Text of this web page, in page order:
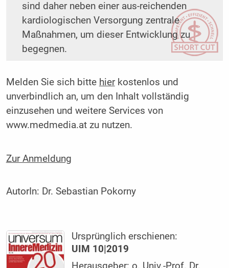
sind daher neben einer aus-reichenden
kardiologischen Versorgung zentrale
Maßnahmen, um dieser Entwicklung zu
begegnen.
Melden Sie sich bitte hierkostenlos und
unverbindlich an, um den Inhalt vollständig
einzusehen und weitere Services von
www.medmedia.at zu nutzen.
Zur Anmeldung
AutorIn: Dr. Sebastian Pokorny
Ursprünglich erschienen:
UIM 10|2019
Herausgeber: o. Univ.-Prof. Dr.